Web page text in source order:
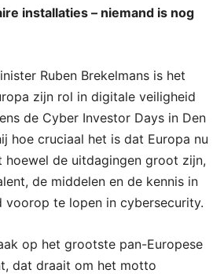
installaties – niemand is nog
Ruben Brekelmans is het
zijn rol in digitale veiligheid
de Cyber Investor Days in Den
hoe cruciaal het is dat Europa nu
hoewel de uitdagingen groot zijn,
de middelen en de kennis in
voorop te lopen in cybersecurity.
op het grootste pan-Europese
dat draait om het motto